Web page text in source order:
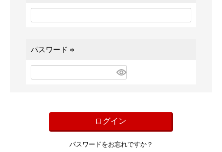
(
パスワード
(
ログイン
パスワードをお忘れですか？